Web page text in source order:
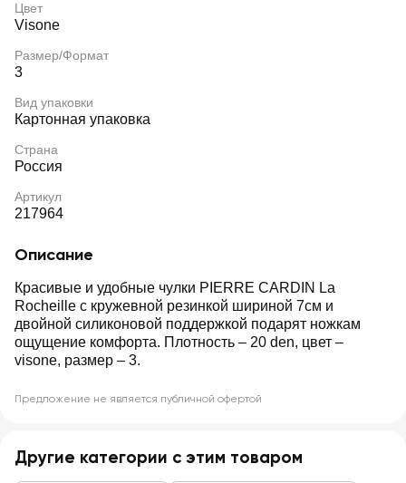
Цвет
Visone
Размер/Формат
3
Вид упаковки
Картонная упаковка
Страна
Россия
Артикул
217964
Описание
Красивые и удобные чулки PIERRE CARDIN La
Rocheille с кружевной резинкой шириной 7см и
двойной силиконовой поддержкой подарят ножкам
ощущение комфорта. Плотность – 20 den, цвет –
visone, размер – 3.
Предложение не является публичной офертой
Другие категории с этим товаром